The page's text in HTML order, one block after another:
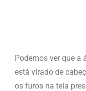
Podemos ver que a
está virado de
os furos na tela